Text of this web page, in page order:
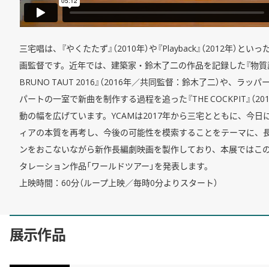
三宅唱は、『やくたたず』（2010年）や『Playback』（2012年）とい
画監督です。近年では、建築家・鈴木了二の作品を記録した『物
BRUNO TAUT 2016』（2016年／共同監督：鈴木了二）や、ラッ
パートの一室で新曲を制作する過程を追った『THE COCKPIT』（
動の幅を広げています。YCAMは2017年から三宅とともに、今日
ィアの本質を再考し、今後の可能性を模索することをテーマに、
ンをおこないながら新作長編劇映画を製作しており、本展ではこ
タレーション作品「ワールドツアー」を発表します。
上映時間：60分（ループ上映／毎時0分よりスタート）
展示作品